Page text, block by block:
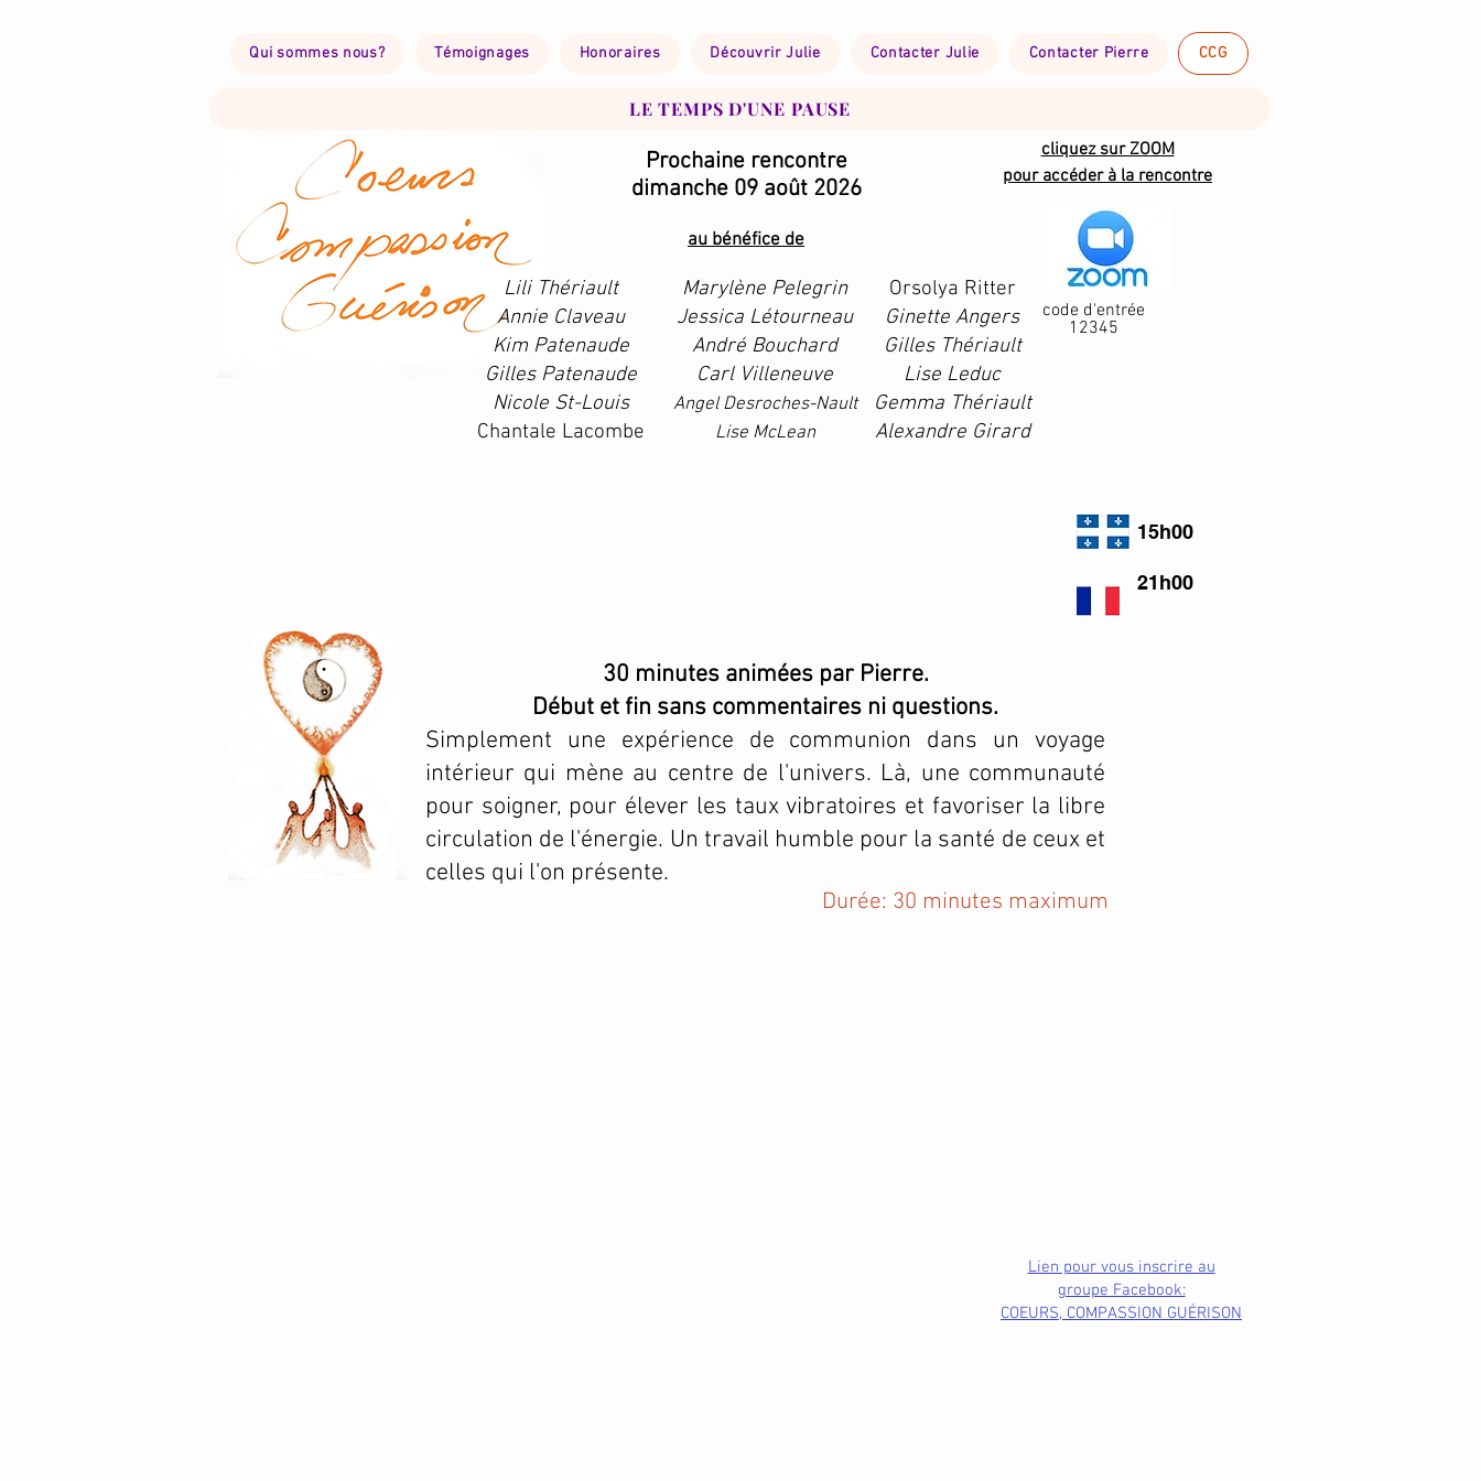
Qui sommes nous? Témoignages Honoraires Découvrir Julie Contacter Julie Contacter Pierre CCG
Prochaine rencontre
dimanche 09 août 2026
au bénéfice de
cliquez sur ZOOM
pour accéder à la rencontre
code d'entrée
12345
LE TEMPS D'UNE PAUSE
Lili Thériault
Annie Claveau
Kim Patenaude
Gilles Patenaude
Nicole St-Louis
Chantale Lacombe
Orsolya Ritter
Ginette Angers
Gilles Thériault
Lise Leduc
Gemma Thériault
Alexandre Girard
Marylène Pelegrin
Jessica Létourneau
André Bouchard
Carl Villeneuve
Angel Desroches-Nault
Lise McLean
15h00
21h00
30 minutes animées par Pierre.
Début et fin sans commentaires ni questions.
Simplement une expérience de communion dans un voyage
intérieur qui mène au centre de l'univers. Là, une communauté
pour soigner, pour élever les taux vibratoires et favoriser la libre
circulation de l'énergie. Un travail humble pour la santé de ceux et
celles qui l'on présente.
Durée: 30 minutes maximum
Lien pour vous inscrire au
groupe Facebook:
COEURS, COMPASSION GUÉRISON